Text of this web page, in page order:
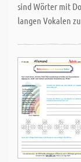
sind Wörter mit
langen Vokalen